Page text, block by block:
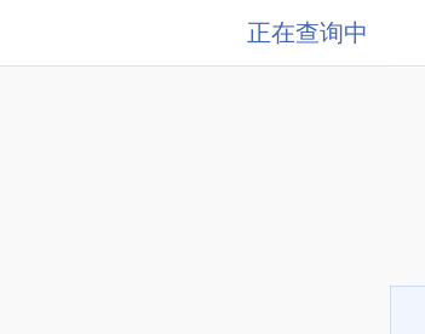
正在查询中